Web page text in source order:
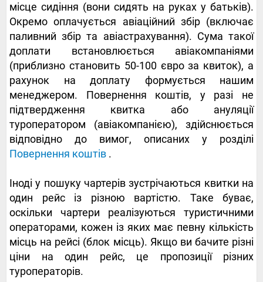
місце сидіння (вони сидять на руках у батьків).
Окремо оплачується авіаційний збір (включає
паливний збір та авіастрахування). Сума такої
доплати встановлюється авіакомпаніями
(приблизно становить 50-100 євро за квиток), а
рахунок на доплату формується нашим
менеджером. Повернення коштів, у разі не
підтвердження квитка або ануляції
туроператором (авіакомпанією), здійснюється
відповідно до вимог, описаних у розділі
Повернення коштів .
Іноді у пошуку чартерів зустрічаються квитки на
один рейс із різною вартістю. Таке буває,
оскільки чартери реалізуються туристичними
операторами, кожен із яких має певну кількість
місць на рейсі (блок місць). Якщо ви бачите різні
ціни на один рейс, це пропозиції різних
туроператорів.